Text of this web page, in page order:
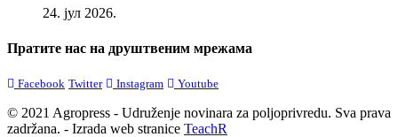
24. јул 2026.
Пратите нас на друштвеним мрежама
Facebook Twitter Instagram Youtube
© 2021 Agropress - Udruženje novinara za poljoprivredu. Sva prava
zadržana. - Izrada web stranice TeachR